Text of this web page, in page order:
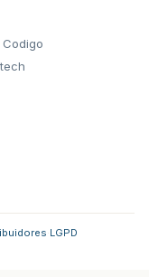
LGPD